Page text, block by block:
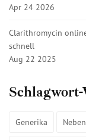
Apr 24 2026
Clarithromycin
schnell
Aug 22 2025
Generika